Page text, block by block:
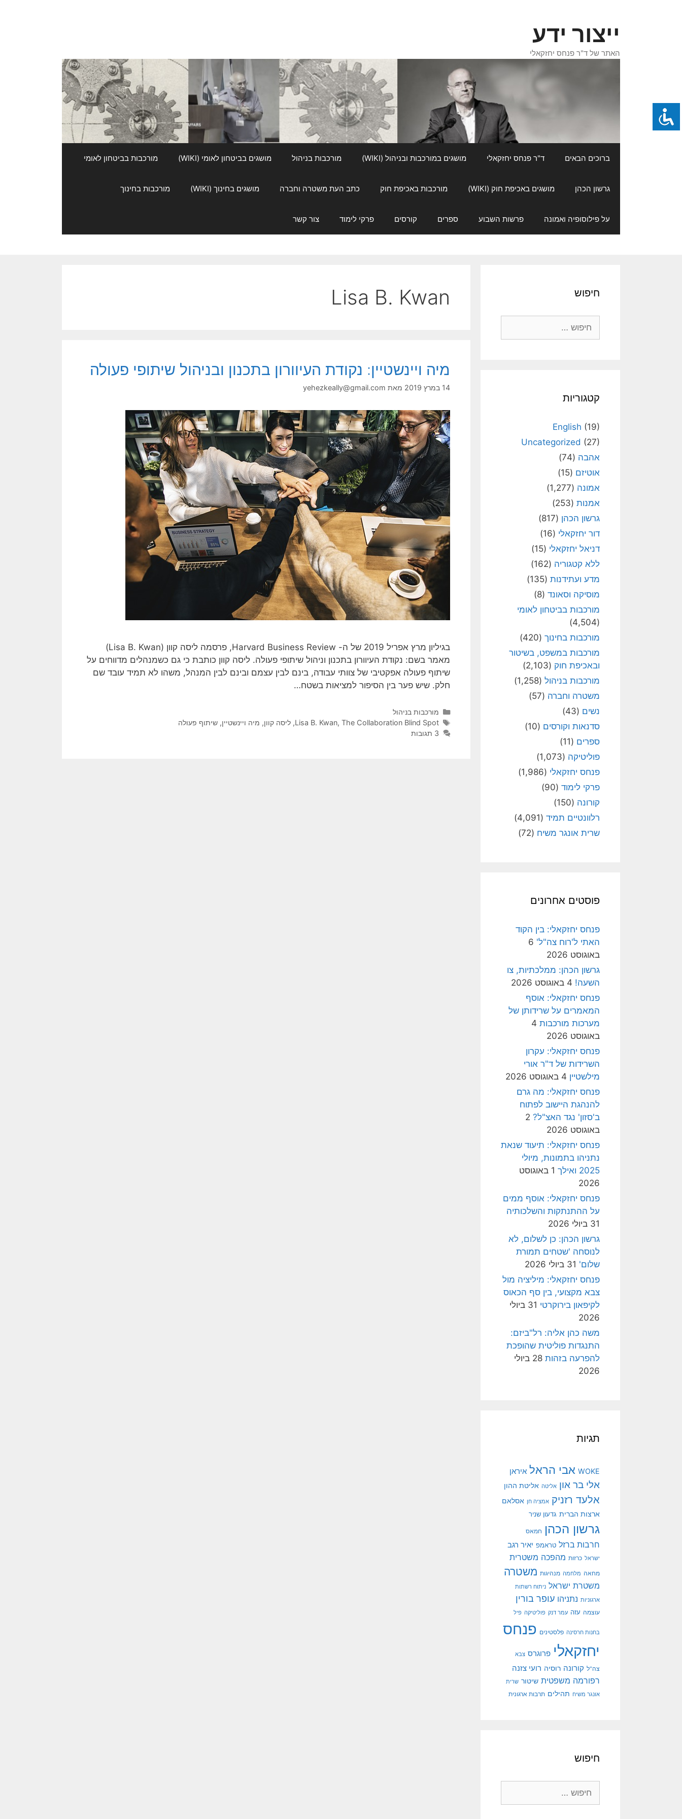
ייצור ידע
האתר של ד"ר פנחס יחזקאלי
ברוכים הבאים ד"ר פנחס יחזקאלי מושגים במורכבות ובניהול (WIKI) מורכבות בניהול מושגים בביטחון לאומי (WIKI) מורכבות בביטחון לאומי
גרשון הכהן מושגים באכיפת חוק (WIKI) מורכבות באכיפת חוק כתב העת משטרה וחברה מושגים בחינוך (WIKI) מורכבות בחינוך
על פילוסופיה ואמונה פרשות השבוע ספרים קורסים פרקי לימוד צור קשר
Lisa B. Kwan
מיה ויינשטיין: נקודת העיוורון בתכנון ובניהול שיתופי פעולה
14 במרץ 2019 מאת yehezkeally@gmail.com
בגיליון מרץ אפריל 2019 של ה- Harvard Business Review, פרסמה ליסה קוון (Lisa B. Kwan)
מאמר בשם: נקודת העיוורון בתכנון וניהול שיתופי פעולה. ליסה קוון כותבת כי גם כשמנהלים מדווחים על
שיתוף פעולה אפקטיבי של צוותי עבודה, בינם לבין עצמם ובינם לבין המנהל, משהו לא תמיד עובד שם
חלק. שיש פער בין הסיפור למציאות בשטח…
קטגוריות
מורכבות בניהול
תגיות
Lisa B. Kwan,The Collaboration Blind Spot
, ליסה קוון, מיה ויינשטיין, שיתוף פעולה
3 תגובות
חיפוש
קטגוריות
English (19)
Uncategorized (27)
אהבה (74)
אוטיזם (15)
אמונה (1,277)
אמנות (253)
גרשון הכהן (817)
דור יחזקאלי (16)
דניאל יחזקאלי (15)
ללא קטגוריה (162)
מדע ועתידנות (135)
מוסיקה וסאונד (8)
מורכבות בביטחון לאומי
(4,504)
מורכבות בחינוך (420)
מורכבות במשפט, בשיטור
ובאכיפת חוק (2,103)
מורכבות בניהול (1,258)
משטרה וחברה (57)
נשים (43)
סדנאות וקורסים (10)
ספרים (11)
פוליטיקה (1,073)
פנחס יחזקאלי (1,986)
פרקי לימוד (90)
קורונה (150)
רלוונטיים תמיד (4,091)
שרית אונגר משיח (72)
פוסטים אחרונים
פנחס יחזקאלי: בין הקוד
האתי ל'רוח צה"ל' 6
באוגוסט 2026
גרשון הכהן: ממלכתיות, צו
השעה! 4 באוגוסט 2026
פנחס יחזקאלי: אוסף
המאמרים על שרידותן של
מערכות מורכבות 4
באוגוסט 2026
פנחס יחזקאלי: עקרון
השרידות של ד"ר אורי
מילשטיין 4 באוגוסט 2026
פנחס יחזקאלי: מה גרם
להנהגת היישוב לפתוח
ב'סזון' נגד האצ"ל? 2
באוגוסט 2026
פנחס יחזקאלי: תיעוד שנאת
נתניהו בתמונות, מיולי
2025 ואילך
1 באוגוסט
2026
פנחס יחזקאלי: אוסף ממים
על ההתנתקות והשלכותיה
31 ביולי 2026
גרשון הכהן: כן לשלום, לא
לנוסחה 'שטחים תמורת
שלום' 31 ביולי 2026
פנחס יחזקאלי: מיליציה מול
צבא מקצועי, בין סף הכאוס
לקיפאון בירוקרטי
31 ביולי
2026
משה כהן אליה: רל"ביזם:
התנגדות פוליטית שהופכת
להפרעה בזהות
28 ביולי
2026
תגיות
WOKE אבי הראל איראן
אלי בר און אליטה אליטת ההון
אלעד רזניק אמציה חן אסלאם
ארצות הברית גדעון שניר
גרשון הכהן חמאס
חרבות ברזל טראמפ יאיר רגב
ישראל כרזות מהפכה משטרית
מחאה מלחמה מנהיגות משטרה
משטרת ישראל ניתוח רשתות
ארגוניות נתניהו עופר בורין
עוצמה עזה עמר דנק פוליטיקה פיל
בחנות חרסינה פלסטינים פנחס
יחזקאלי פרוגרס צבא
צה"ל קורונה רוסיה רועי צזנה
רפורמה משפטית שיטור שרית
אונגר משיח תהילים תרבות ארגונית
חיפוש